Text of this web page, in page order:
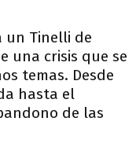
un Tinelli de
una crisis que se
temas. Desde
hasta el
de las